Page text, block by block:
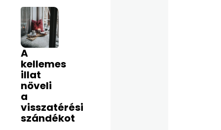
A
kellemes
illat
növeli
a
visszatérési
szándékot